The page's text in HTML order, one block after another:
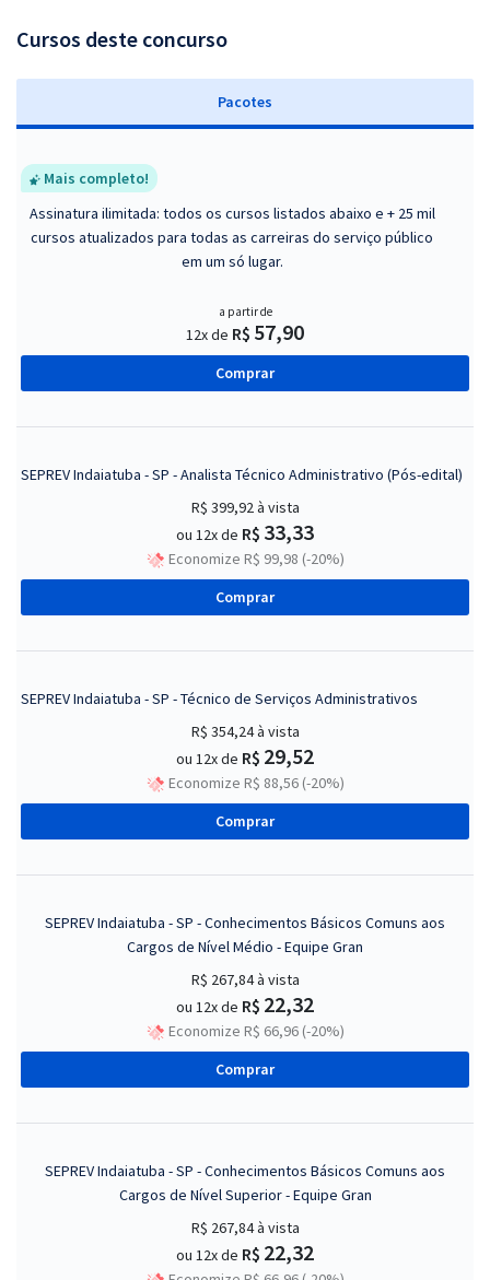
Cursos deste concurso
Pacotes
Mais completo!
Assinatura ilimitada: todos os cursos listados abaixo e + 25 mil
cursos atualizados para todas as carreiras do serviço público
em um só lugar.
a partir de
12x de R$ 57,90
Comprar
SEPREV Indaiatuba - SP - Analista Técnico Administrativo (Pós-edital)
R$ 399,92à vista
ou 12x de R$ 33,33
Economize R$ 99,98 (-20%)
Comprar
SEPREV Indaiatuba - SP - Técnico de Serviços Administrativos
R$ 354,24à vista
ou 12x de R$ 29,52
Economize R$ 88,56 (-20%)
Comprar
SEPREV Indaiatuba - SP - Conhecimentos Básicos Comuns aos
Cargos de Nível Médio - Equipe Gran
R$ 267,84à vista
ou 12x de R$ 22,32
Economize R$ 66,96 (-20%)
Comprar
SEPREV Indaiatuba - SP - Conhecimentos Básicos Comuns aos
Cargos de Nível Superior - Equipe Gran
R$ 267,84à vista
ou 12x de R$ 22,32